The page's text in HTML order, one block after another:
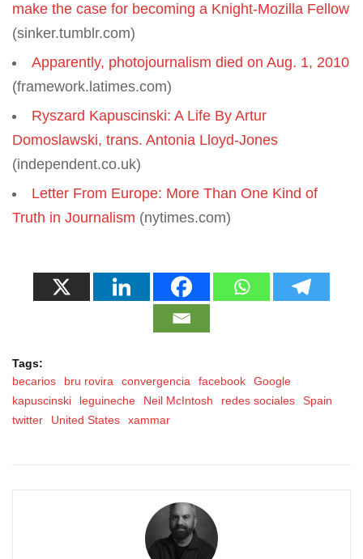
make the case for becoming a Knight-Mozilla Fellow
(sinker.tumblr.com)
Apparently, photojournalism died on Aug. 1, 2010
(framework.latimes.com)
Ryszard Kapuscinski: A Life By Artur
Domoslawski, trans. Antonia Lloyd-Jones
(independent.co.uk)
Letter From Europe: More Than One Kind of
Truth in Journalism (nytimes.com)
Tags:
becarios
bru rovira convergencia facebook
Google
kapuscinski
leguineche Neil McIntosh redes sociales
Spain
twitter
United States xammar